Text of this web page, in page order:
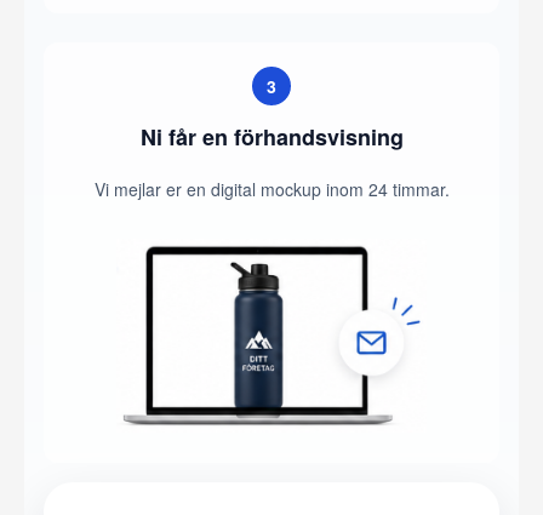
3
Ni får en förhandsvisning
Vi mejlar er en digital mockup inom 24 timmar.